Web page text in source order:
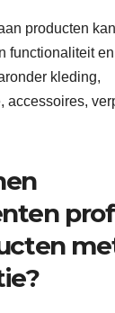
producten
functionaliteit
kleding,
accessoires,